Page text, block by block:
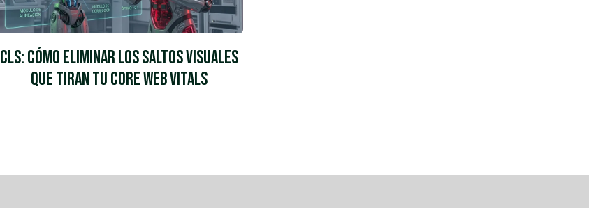
CLS: cómo eliminar los saltos visuales
que tiran tu Core Web Vitals